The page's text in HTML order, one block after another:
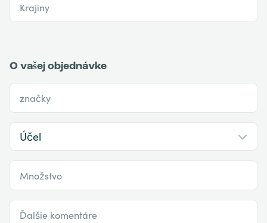
Krajiny
O vašej objednávke
značky
Množstvo
Ďalšie komentáre